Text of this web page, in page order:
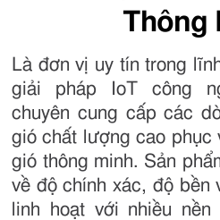
Thông
Là đơn vị uy tín trong
giải pháp IoT công
chuyên cung cấp các
gió chất lượng cao phục
gió thông minh. Sản
về độ chính xác, độ bền
linh hoạt với nhiều